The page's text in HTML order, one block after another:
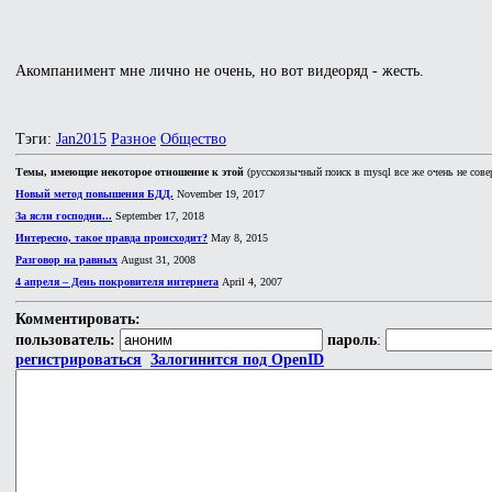
Акомпанимент мне лично не очень, но вот видеоряд - жесть.
Тэги: Jan2015 Разное Общество
Темы, имеющие некоторое отношение к этой (русскоязычный поиск в mysql все же очень не
Новый метод повышения БДД. November 19, 2017
За ясли господни... September 17, 2018
Интересно, такое правда происходит? May 8, 2015
Разговор на равных August 31, 2008
4 апреля – День покровителя интернета April 4, 2007
Комментировать:
пользователь:
пароль:
регистрироваться Залогинится под OpenID